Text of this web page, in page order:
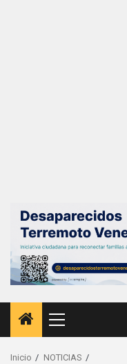
Menú
principal
Inicio
NOTICIAS